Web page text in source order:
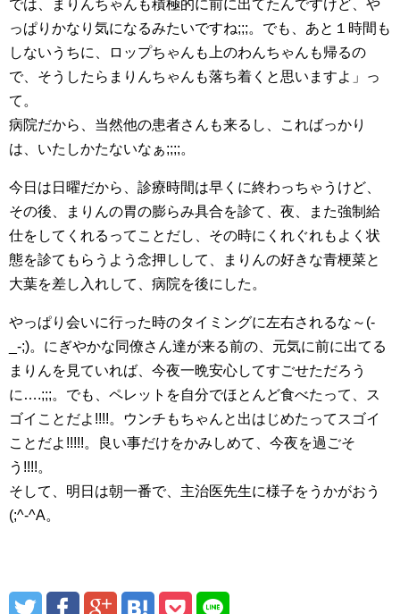
では、まりんちゃんも積極的に前に出てたんですけど、や
っぱりかなり気になるみたいですね;;;。でも、あと１時間も
しないうちに、ロップちゃんも上のわんちゃんも帰るの
で、そうしたらまりんちゃんも落ち着くと思いますよ」っ
て。
病院だから、当然他の患者さんも来るし、こればっかり
は、いたしかたないなぁ;;;;。
今日は日曜だから、診療時間は早くに終わっちゃうけど、
その後、まりんの胃の膨らみ具合を診て、夜、また強制給
仕をしてくれるってことだし、その時にくれぐれもよく状
態を診てもらうよう念押しして、まりんの好きな青梗菜と
大葉を差し入れして、病院を後にした。
やっぱり会いに行った時のタイミングに左右されるな～(-
_-;)。にぎやかな同僚さん達が来る前の、元気に前に出てる
まりんを見ていれば、今夜一晩安心してすごせただろう
に….;;;。でも、ペレットを自分でほとんど食べたって、ス
ゴイことだよ!!!!。ウンチもちゃんと出はじめたってスゴイ
ことだよ!!!!!。良い事だけをかみしめて、今夜を過ごそ
う!!!!。
そして、明日は朝一番で、主治医先生に様子をうかがおう
(;^-^A。